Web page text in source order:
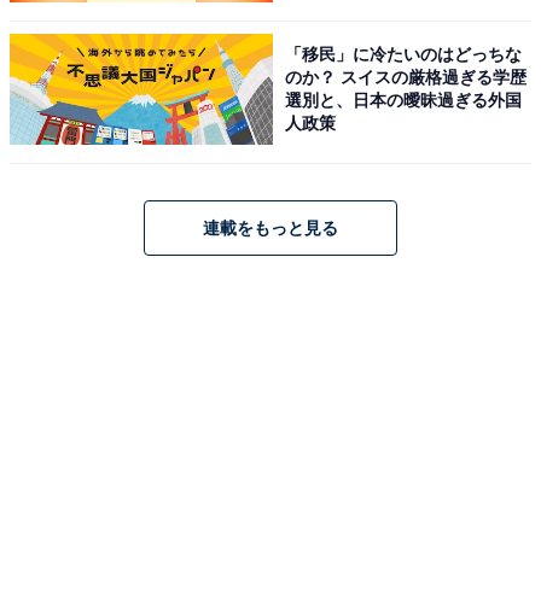
「移民」に冷たいのはどっちな
のか？ スイスの厳格過ぎる学歴
選別と、日本の曖昧過ぎる外国
人政策
連載をもっと見る